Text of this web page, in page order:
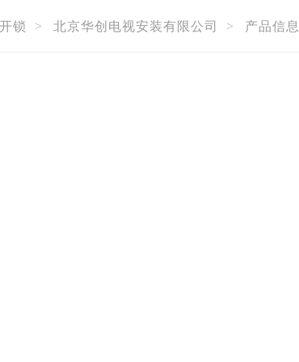
锁 > 北京华创电视安装有限公司 > 产品信息